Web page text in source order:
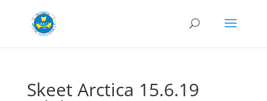
Skeet Arctica 15.6.19